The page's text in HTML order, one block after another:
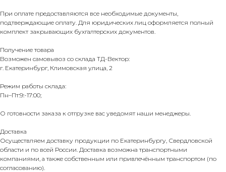
При оплате предоставляются все необходимые документы,
подтверждающие оплату. Для юридических лиц оформляется полный
комплект закрывающих бухгалтерских документов.
Получение товара
Возможен самовывоз со склада ТД-Вектор:
г. Екатеринбург, Климовская улица, 2
Режим работы склада:
Пн–Пт:9:-17:00;
О готовности заказа к отгрузке вас уведомят наши менеджеры.
Доставка
Осуществляем доставку продукции по Екатеринбургу, Свердловской
области и по всей России. Доставка возможна транспортными
компаниями, а также собственным или привлечённым транспортом (по
согласованию).